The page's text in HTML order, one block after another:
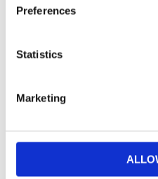
Preferences
Statistics
Marketing
12V - Syntetlina 15m,